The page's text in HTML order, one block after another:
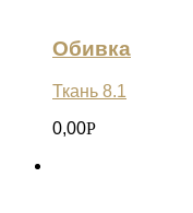
Обивка
Ткань 8.1
0,00Р